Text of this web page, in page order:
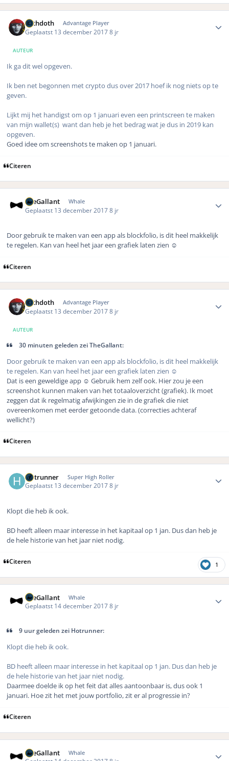
bethdoth Advantage Player
Geplaatst 13 december 20178 jr
AUTEUR
Ik ga dit wel opgeven.
Ik ben net begonnen met crypto dus over 2017 hoef ik nog niets op te
geven.
Lijkt mij het handigst om op 1 januari even een printscreen te maken
van mijn wallet(s) want dan heb je het bedrag wat je dus in 2019 kan
opgeven.
Goed idee om screenshots te maken op 1 januari.
Citeren
TheGallant Whale
Geplaatst 13 december 20178 jr
Door gebruik te maken van een app als blockfolio, is dit heel makkelijk
te regelen. Kan van heel het jaar een grafiek laten zien ☺️
Citeren
bethdoth Advantage Player
Geplaatst 13 december 20178 jr
AUTEUR
30 minuten geleden zei TheGallant:
Door gebruik te maken van een app als blockfolio, is dit heel makkelijk
te regelen. Kan van heel het jaar een grafiek laten zien ☺️
Dat is een geweldige app ☺️ Gebruik hem zelf ook. Hier zou je een
screenshot kunnen maken van het totaaloverzicht (grafiek). Ik moet
zeggen dat ik regelmatig afwijkingen zie in de grafiek die niet
overeenkomen met eerder getoonde data. (correcties achteraf
wellicht?)
Citeren
Hotrunner Super High Roller
Geplaatst 13 december 20178 jr
Klopt die heb ik ook.
BD heeft alleen maar interesse in het kapitaal op 1 jan. Dus dan heb je
de hele historie van het jaar niet nodig.
Citeren 1
TheGallant Whale
Geplaatst 14 december 20178 jr
9 uur geleden zei Hotrunner:
Klopt die heb ik ook.
BD heeft alleen maar interesse in het kapitaal op 1 jan. Dus dan heb je
de hele historie van het jaar niet nodig.
Daarmee doelde ik op het feit dat alles aantoonbaar is, dus ook 1
januari. Hoe zit het met jouw portfolio, zit er al progressie in?
Citeren
TheGallant Whale